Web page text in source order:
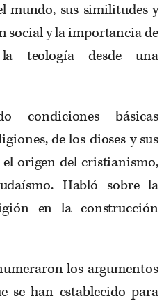
mundo, sus similitudes y
social y la importancia de
teología desde una
condiciones básicas
de los dioses y sus
origen del cristianismo,
Habló sobre la
en la construcción
los argumentos
se han establecido para